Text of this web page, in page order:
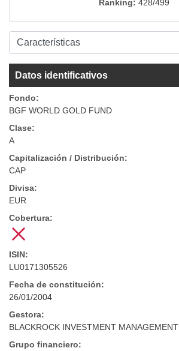
Ranking: 428/499
Datos identificativos
Fondo:
BGF WORLD GOLD FUND
Clase:
A
Capitalización / Distribución:
CAP
Divisa:
EUR
Cobertura:
ISIN:
LU0171305526
Fecha de constitución:
26/01/2004
Gestora:
BLACKROCK INVESTMENT MANAGEMENT
Grupo financiero: